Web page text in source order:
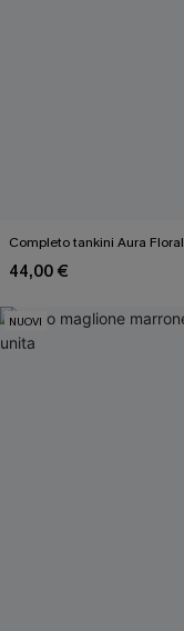
Completo tankini Aura Floral
44,00 €
NUOVI